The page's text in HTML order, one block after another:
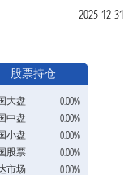
2025-12-31
股票持仓
大盘
0.00%
中盘
0.00%
小盘
0.00%
股票
0.00%
市场
0.00%